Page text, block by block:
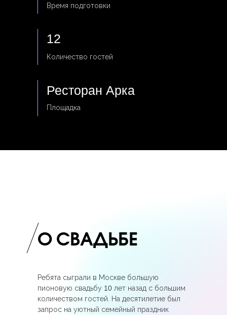
Время подготовки
12
Количество гостей
Ресторан Арка
Площадка
О СВАДЬБЕ
Ребята сыграли в Москве большую
пионовую свадьбу 10 лет назад с большим
количеством гостей. На десятилетие был
запрос на уютный семейный праздник